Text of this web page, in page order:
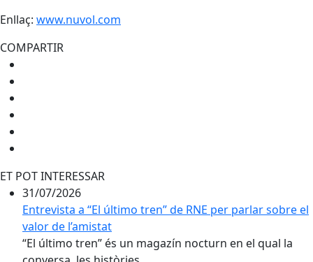
Enllaç: www.nuvol.com
COMPARTIR
ET POT INTERESSAR
31/07/2026
Entrevista a “El último tren” de RNE per parlar sobre el
valor de l’amistat
“El último tren” és un magazín nocturn en el qual la